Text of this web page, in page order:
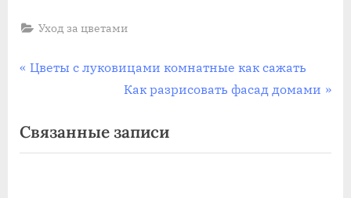
Уход за цветами
Навигация
записям
П
д
ы
Цветы с луковицами комнатные как сажать
С
е
д
Как разрисовать фасад домами
Связанные записи